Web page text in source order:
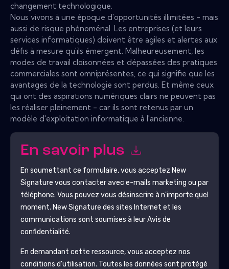
changement technologique.
Nous vivons à une époque d'opportunités illimitées - mais
aussi de risque phénoménal. Les entreprises (et leurs
services informatiques) doivent être agiles et alertes aux
défis à mesure qu'ils émergent. Malheureusement, les
modes de travail cloisonnées et dépassées des pratiques
commerciales sont omniprésentes, ce qui signifie que les
avantages de la technologie sont perdus. Et même ceux
qui ont des aspirations numériques clairs ne peuvent pas
les réaliser pleinement - car ils sont retenus par un
modèle d'exploitation informatique à l'ancienne.
En savoir plus
En soumettant ce formulaire, vous acceptez New
Signature vous contacter avec e-mails marketing ou par
téléphone. Vous pouvez vous désinscrire à n'importe quel
moment. New Signature des sites Internet et les
communications sont soumises à leur Avis de
confidentialité.
En demandant cette ressource, vous acceptez nos
conditions d'utilisation. Toutes les données sont protégé